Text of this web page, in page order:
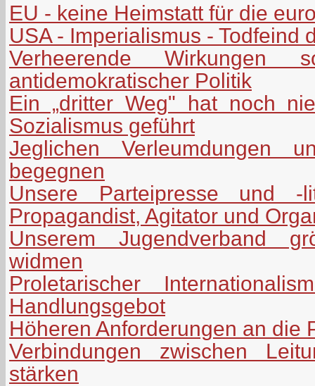
EU - keine Heimstatt für die
USA - Imperialismus - Todfeind
Verheerende Wirkungen
antidemokratischer Politik
Ein „dritter Weg" hat noch
Sozialismus geführt
Jeglichen Verleumdungen
begegnen
Unsere Parteipresse und -
Propagandist, Agitator und
Unserem Jugendverband
widmen
Proletarischer
Handlungsgebot
Höheren Anforderungen an die
Verbindungen zwischen
stärken